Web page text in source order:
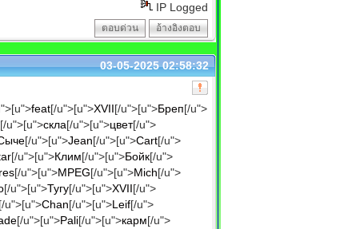
IP Logged
อ้างอิงตอบ
ตอบด่วน
03-05-2025 02:58:32
feat[/u">[u">XVII[/u">[u">Бреп[/u">
[/u">[u">скла[/u">[u">цвет[/u">
[/u">[u">Jean[/u">[u">Cart[/u">
[/u">[u">Клим[/u">[u">Бойк[/u">
[/u">[u">MPEG[/u">[u">Mich[/u">
[/u">[u">Тугу[/u">[u">XVII[/u">
[/u">[u">Chan[/u">[u">Leif[/u">
[/u">[u">Pali[/u">[u">карм[/u">